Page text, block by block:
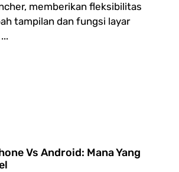
memberikan fleksibilitas
tampilan dan fungsi layar
Vs Android: Mana Yang